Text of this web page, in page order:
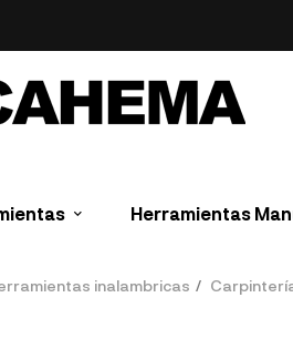
Herramientas
inalambricas